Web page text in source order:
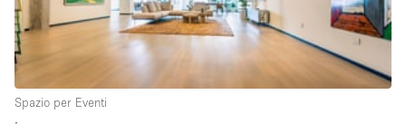
Cucina
Elettricità
Esposizione di Automobili
Spazio per Eventi
∙